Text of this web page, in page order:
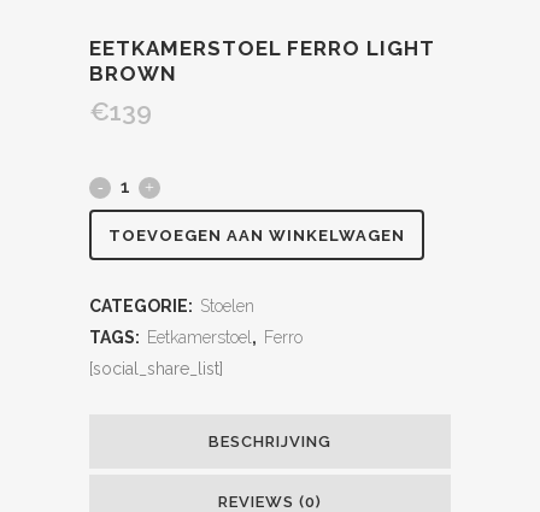
EETKAMERSTOEL FERRO LIGHT
BROWN
€139
TOEVOEGEN AAN WINKELWAGEN
CATEGORIE: Stoelen
TAGS: Eetkamerstoel , Ferro
[social_share_list]
BESCHRIJVING
REVIEWS (0)